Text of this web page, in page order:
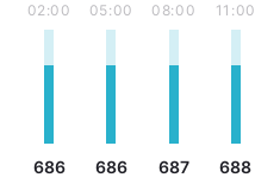
02:00
686
05:00
686
08:00
687
11:00
688